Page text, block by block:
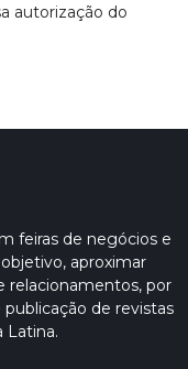
autorização do
feiras de negócios e
aproximar
relacionamentos, por
de revistas
Latina.